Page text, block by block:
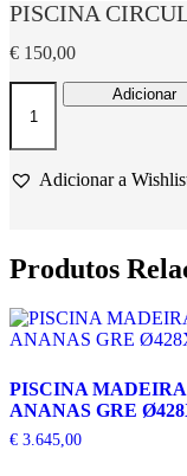
PISCINA
€ 150,00
Quantidade
CIRCULAR
SWING
M
Adicionar
Adicionar a
Produtos
PISCINA MADEIRA
ANANAS GRE
€ 3.645,00